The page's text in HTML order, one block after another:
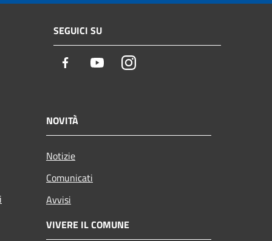
SEGUICI SU
Facebook YoutubeInstagram
NOVITÀ
Notizie
Comunicati
Avvisi
VIVERE IL COMUNE